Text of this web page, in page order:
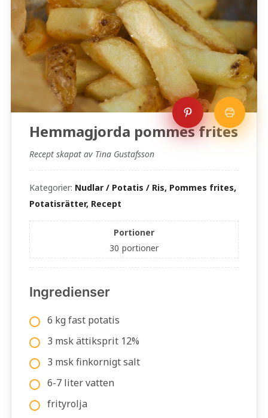
Hemmagjorda pommes frites
Recept skapat av Tina Gustafsson
Kategorier: Nudlar / Potatis / Ris, Pommes frites,
Potatisrätter, Recept
Portioner
30 portioner
Ingredienser
6 kg fast potatis
3 msk ättiksprit 12%
3 msk finkornigt salt
6-7 liter vatten
frityrolja